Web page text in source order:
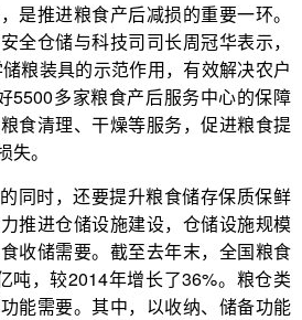
是推进粮食产后减损的重要一环。
全仓储与科技司司长周冠华表示，
粮装具的示范作用，有效解决农户
5500多家粮食产后服务中心的保障
食清理、干燥等服务，促进粮食提
。
同时，还要提升粮食储存保质保鲜
推进仓储设施建设，仓储设施规模
收储需要。截至去年末，全国粮食
吨，较2014年增长了36%。粮仓类
能需要。其中，以收纳、储备功能